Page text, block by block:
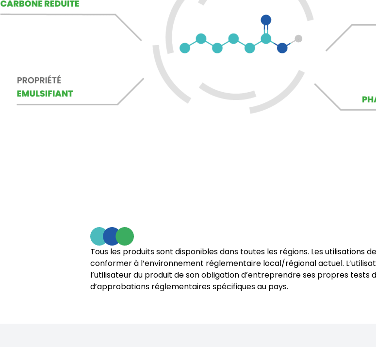
Tous les produits sont disponibles dans toutes les régions. Les utilisations
conformer à l’environnement réglementaire local/régional actuel.
l’utilisateur du produit de son obligation d’entreprendre ses propres tests
d’approbations réglementaires spécifiques au pays.